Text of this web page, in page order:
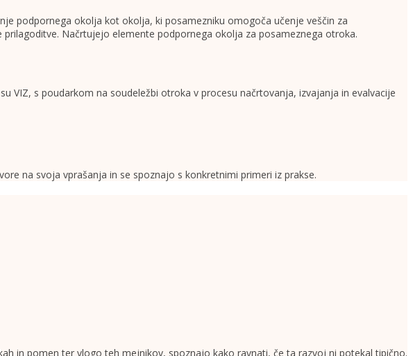
podpornega okolja kot okolja, ki posamezniku omogoča učenje veščin za
Načrtujejo elemente podpornega okolja za posameznega otroka.
VIZ, s poudarkom na soudeležbi otroka v procesu načrtovanja, izvajanja in evalvacije
na svoja vprašanja in se spoznajo s konkretnimi primeri iz prakse.
in pomen ter vlogo teh mejnikov, spoznajo kako ravnati, če ta razvoj ni potekal tipično.